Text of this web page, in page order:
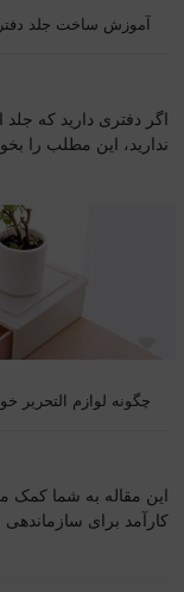
آموزش ساخت جلد
اگر دفتری دارید که
ندارید، این مطلب را
چگونه لوازم التحریر
این مقاله به شما کمک
کارآمد برای سازماندهی